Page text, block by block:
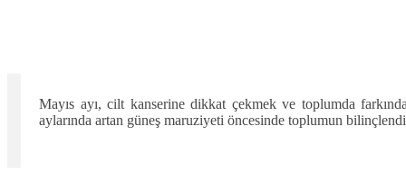
Mayıs ayı, cilt kanserine dikkat çekmek ve toplumda
aylarında artan güneş maruziyeti öncesinde toplumun